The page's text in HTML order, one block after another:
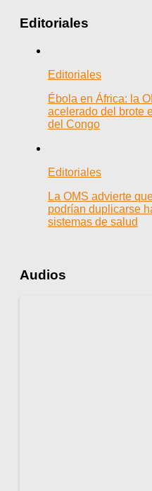
Editoriales
Editoriales
Ébola en África: la
acelerado del brote
del Congo
Editoriales
La OMS advierte
podrían duplicarse
sistemas de salud
Audios